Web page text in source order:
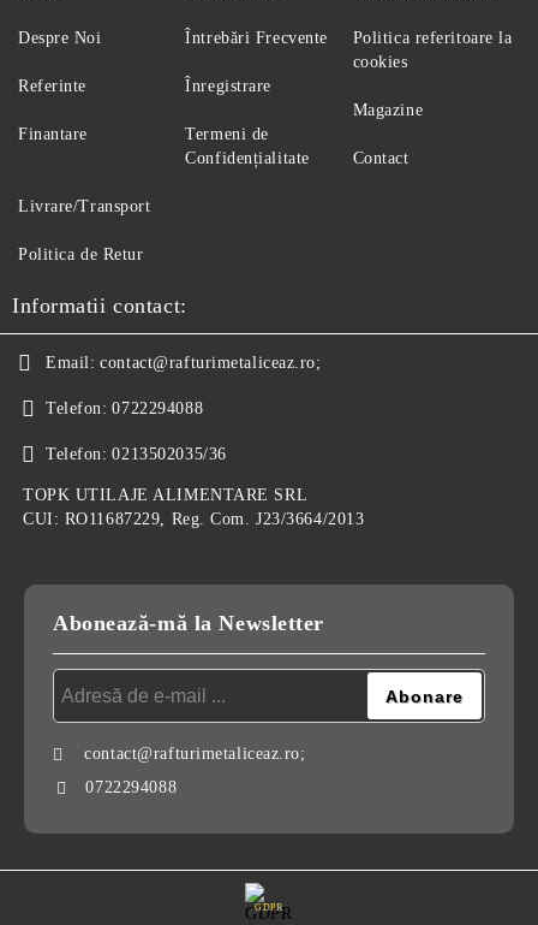
Despre Noi
Referinte
Finantare
Întrebări Frecvente
Înregistrare
Termeni de
Confidențialitate
Politica referitoare la
cookies
Magazine
Contact
Livrare/Transport
Politica de Retur
Informatii contact:
Email: contact@rafturimetaliceaz.ro;
Telefon: 0722294088
Telefon: 0213502035/36
TOPK UTILAJE ALIMENTARE SRL
CUI: RO11687229, Reg. Com. J23/3664/2013
Abonează-mă la Newsletter
contact@rafturimetaliceaz.ro;
0722294088
GDPR